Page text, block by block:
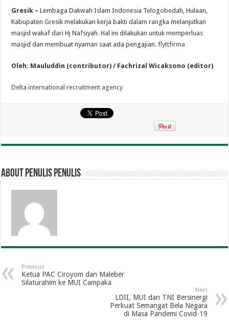
Gresik – Lembaga Dakwah Islam Indonesia Telogobedah, Hulaan,
Kabupaten Gresik melakukan kerja bakti dalam rangka melanjutkan
masjid wakaf dari Hj Nafsiyah. Hal ini dilakukan untuk memperluas
masjid dan membuat nyaman saat ada pengajian.flyttfirma
Oleh: Mauluddin (contributor) / Fachrizal Wicaksono (editor)
Delta international recruitment agency
About penulis penulis
Previous
Ketua PAC Ciroyom dan Maleber
Silaturahim ke MUI Campaka
Next
LDII, MUI dan TNI Bersinergi
Perkuat Semangat Bela Negara
di Masa Pandemi Covid-19